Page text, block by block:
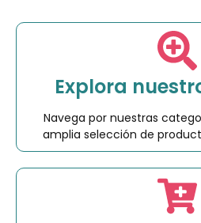
Explora
Navega por nuestras
amplia selección de